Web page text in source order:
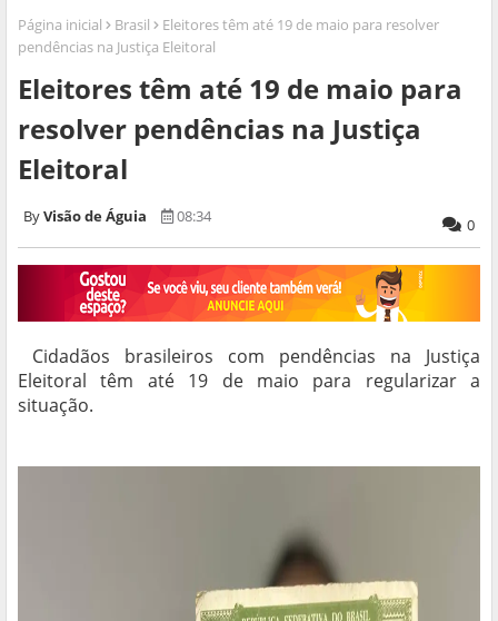
Página inicial Brasil
Eleitores têm até 19 de maio para resolver
pendências na Justiça Eleitoral
Eleitores têm até 19 de maio para
resolver pendências na Justiça
Eleitoral
Visão de Águia 08:34 0
Cidadãos brasileiros com pendências na Justiça
Eleitoral têm até 19 de maio para regularizar a
situação.